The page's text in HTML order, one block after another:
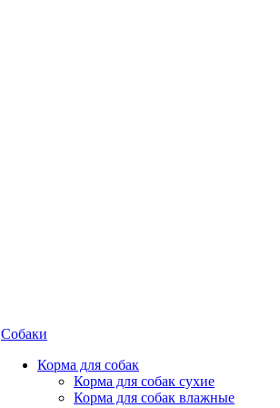
Собаки
Корма для собак
Корма для собак сухие
Корма для собак влажные